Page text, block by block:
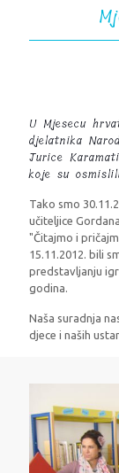
U Mjesecu
djelatnika
Jurice
koje su
Tako smo
učiteljice
"Čitajmo i
15.11.2012. bili
predstavljanju
godina.
Naša suradnja
djece i naših